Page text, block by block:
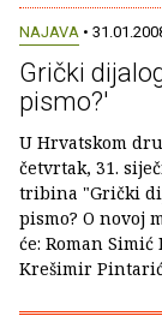
NAJAVA •
Grički
pismo?'
U Hrvatskom
četvrtak, 31.
tribina "Grički
pismo? O novoj
će: Roman
Krešimir